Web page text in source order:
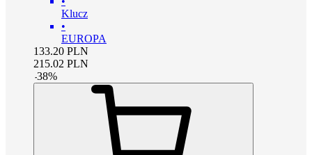
Klucz
•
EUROPA
133.20 PLN
215.02 PLN
-38%